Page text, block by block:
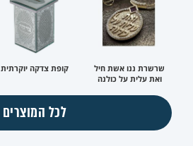
שרשרת ננו אשת חיל
ואת עלית על כולנה
קופת צדקה יוקרתית
לכל המוצרים